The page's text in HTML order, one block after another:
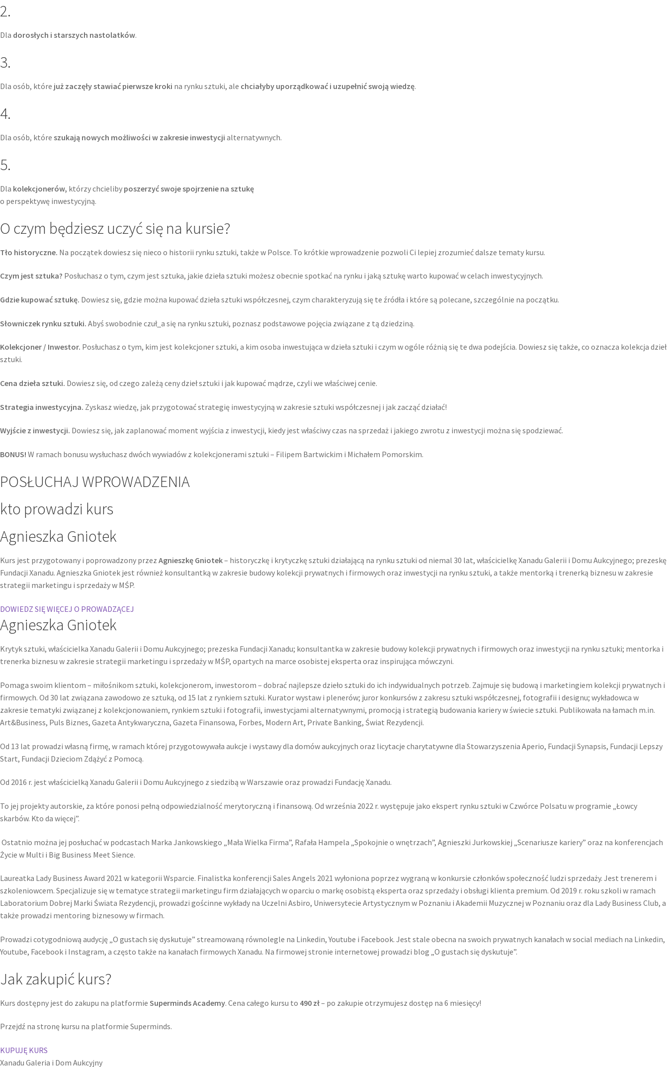
2.
Dla dorosłych i starszych nastolatków.
3.
Dla osób, które już zaczęły stawiać pierwsze kroki na rynku sztuki, ale chciałyby uporządkować i uzupełnić swoją wiedzę.
4.
Dla osób, które szukają nowych możliwości w zakresie inwestycji alternatywnych.
5.
Dla kolekcjonerów, którzy chcieliby poszerzyć swoje spojrzenie na sztukę
o perspektywę inwestycyjną.
O czym będziesz uczyć się na kursie?
Tło historyczne. Na początek dowiesz się nieco o historii rynku sztuki, także w Polsce. To krótkie wprowadzenie pozwoli Ci lepiej zrozumieć dalsze tematy kursu.
Czym jest sztuka? Posłuchasz o tym, czym jest sztuka, jakie dzieła sztuki możesz obecnie spotkać na rynku i jaką sztukę warto kupować w celach inwestycyjnych.
Gdzie kupować sztukę. Dowiesz się, gdzie można kupować dzieła sztuki współczesnej, czym charakteryzują się te źródła i które są polecane, szczególnie na początku.
Słowniczek rynku sztuki. Abyś swobodnie czuł_a się na rynku sztuki, poznasz podstawowe pojęcia związane z tą dziedziną.
Kolekcjoner / Inwestor. Posłuchasz o tym, kim jest kolekcjoner sztuki, a kim osoba inwestująca w dzieła sztuki i czym w ogóle różnią się te dwa podejścia. Dowiesz się także, co oznacza kolekcja dzieł
sztuki.
Cena dzieła sztuki. Dowiesz się, od czego zależą ceny dzieł sztuki i jak kupować mądrze, czyli we właściwej cenie.
Strategia inwestycyjna. Zyskasz wiedzę, jak przygotować strategię inwestycyjną w zakresie sztuki współczesnej i jak zacząć działać!
Wyjście z inwestycji. Dowiesz się, jak zaplanować moment wyjścia z inwestycji, kiedy jest właściwy czas na sprzedaż i jakiego zwrotu z inwestycji można się spodziewać.
BONUS! W ramach bonusu wysłuchasz dwóch wywiadów z kolekcjonerami sztuki – Filipem Bartwickim i Michałem Pomorskim.
POSŁUCHAJ WPROWADZENIA
kto prowadzi kurs
Agnieszka Gniotek
Kurs jest przygotowany i poprowadzony przez Agnieszkę Gniotek– historyczkę i krytyczkę sztuki działającą na rynku sztuki od niemal 30 lat, właścicielkę Xanadu Galerii i Domu Aukcyjnego; prezeskę
Fundacji Xanadu. Agnieszka Gniotek jest również konsultantką w zakresie budowy kolekcji prywatnych i firmowych oraz inwestycji na rynku sztuki, a także mentorką i trenerką biznesu w zakresie
strategii marketingu i sprzedaży w MŚP.
DOWIEDZ SIĘ WIĘCEJ O PROWADZĄCEJ
Agnieszka Gniotek
Krytyk sztuki, właścicielka Xanadu Galerii i Domu Aukcyjnego; prezeska Fundacji Xanadu; konsultantka w zakresie budowy kolekcji prywatnych i firmowych oraz inwestycji na rynku sztuki; mentorka i
trenerka biznesu w zakresie strategii marketingu i sprzedaży w MŚP, opartych na marce osobistej eksperta oraz inspirująca mówczyni.
Pomaga swoim klientom – miłośnikom sztuki, kolekcjonerom, inwestorom – dobrać najlepsze dzieło sztuki do ich indywidualnych potrzeb. Zajmuje się budową i marketingiem kolekcji prywatnych i
firmowych. Od 30 lat związana zawodowo ze sztuką, od 15 lat z rynkiem sztuki. Kurator wystaw i plenerów; juror konkursów z zakresu sztuki współczesnej, fotografii i designu; wykładowca w
zakresie tematyki związanej z kolekcjonowaniem, rynkiem sztuki i fotografii, inwestycjami alternatywnymi, promocją i strategią budowania kariery w świecie sztuki. Publikowała na łamach m.in.
Art&Business, Puls Biznes, Gazeta Antykwaryczna, Gazeta Finansowa, Forbes, Modern Art, Private Banking, Świat Rezydencji.
Od 13 lat prowadzi własną firmę, w ramach której przygotowywała aukcje i wystawy dla domów aukcyjnych oraz licytacje charytatywne dla Stowarzyszenia Aperio, Fundacji Synapsis, Fundacji Lepszy
Start, Fundacji Dzieciom Zdążyć z Pomocą.
Od 2016 r. jest właścicielką Xanadu Galerii i Domu Aukcyjnego z siedzibą w Warszawie oraz prowadzi Fundację Xanadu.
To jej projekty autorskie, za które ponosi pełną odpowiedzialność merytoryczną i finansową. Od września 2022 r. występuje jako ekspert rynku sztuki w Czwórce Polsatu w programie „Łowcy
skarbów. Kto da więcej”.
Ostatnio można jej posłuchać w podcastach Marka Jankowskiego „Mała Wielka Firma”, Rafała Hampela „Spokojnie o wnętrzach”, Agnieszki Jurkowskiej „Scenariusze kariery” oraz na konferencjach
Życie w Multi i Big Business Meet Sience.
Laureatka Lady Business Award 2021 w kategorii Wsparcie. Finalistka konferencji Sales Angels 2021 wyłoniona poprzez wygraną w konkursie członków społeczność ludzi sprzedaży. Jest trenerem i
szkoleniowcem. Specjalizuje się w tematyce strategii marketingu firm działających w oparciu o markę osobistą eksperta oraz sprzedaży i obsługi klienta premium. Od 2019 r. roku szkoli w ramach
Laboratorium Dobrej Marki Świata Rezydencji, prowadzi gościnne wykłady na Uczelni Asbiro, Uniwersytecie Artystycznym w Poznaniu i Akademii Muzycznej w Poznaniu oraz dla Lady Business Club, a
także prowadzi mentoring biznesowy w firmach.
Prowadzi cotygodniową audycję „O gustach się dyskutuje” streamowaną równolegle na Linkedin, Youtube i Facebook. Jest stale obecna na swoich prywatnych kanałach w social mediach na Linkedin,
Youtube, Facebook i Instagram, a często także na kanałach firmowych Xanadu. Na firmowej stronie internetowej prowadzi blog „O gustach się dyskutuje”.
Jak zakupić kurs?
Kurs dostępny jest do zakupu na platformie Superminds Academy. Cena całego kursu to 490 zł– po zakupie otrzymujesz dostęp na 6 miesięcy!
Przejdź na stronę kursu na platformie Superminds.
KUPUJĘ KURS
Xanadu Galeria i Dom Aukcyjny